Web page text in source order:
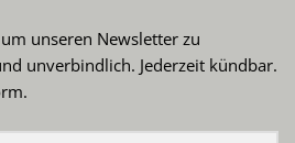
unseren Newsletter zu
unverbindlich. Jederzeit kündbar.